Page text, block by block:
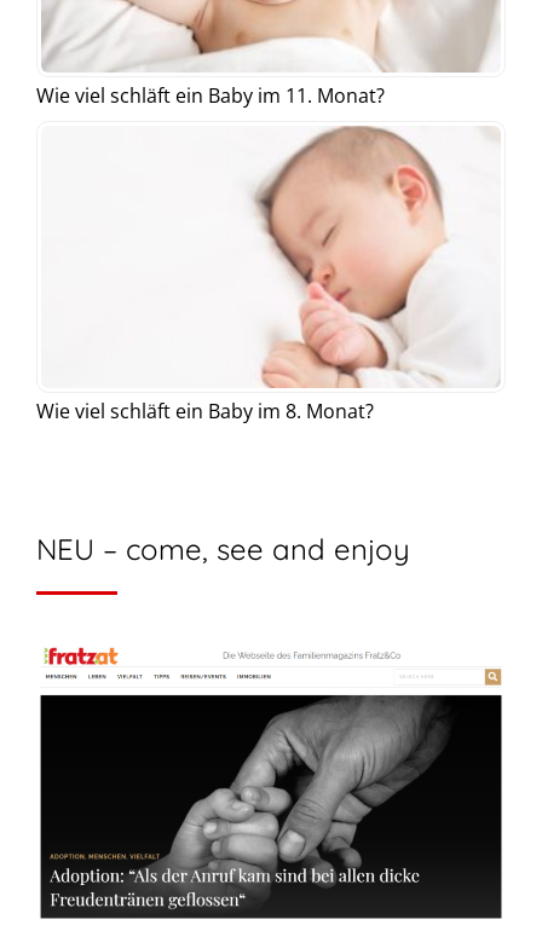
Wie viel schläft ein Baby im 11. Monat?
Wie viel schläft ein Baby im 8. Monat?
NEU – come, see and enjoy